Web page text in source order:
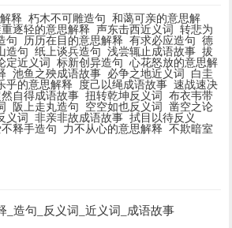
释 朽木不可雕造句
和蔼可亲的意思解
逐轻的意思解释 声东击西近义词
转悲为
句 历历在目的意思解释 有求必应造句
德
造句 纸上谈兵造句 浅尝辄止成语故事 拔
定近义词 标新创异造句
心花怒放的意思解
池鱼之殃成语故事 必争之地近义词
白圭
乎的意思解释 度己以绳成语故事 速战速决
然自得成语故事 扭转乾坤反义词
布衣韦带
阪上走丸造句 空空如也反义词
凿空之论
义词 非亲非故成语故事 拭目以待反义
释手造句 力不从心的意思解释
不欺暗室
_造句_反义词_近义词_成语故事